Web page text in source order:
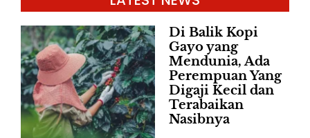
Di Balik Kopi
Gayo yang
Mendunia, Ada
Perempuan Yang
Digaji Kecil dan
Terabaikan
Nasibnya